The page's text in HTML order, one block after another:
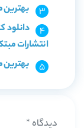
بهترین
دانلود
انتشارات
بهترین
دیدگاه *